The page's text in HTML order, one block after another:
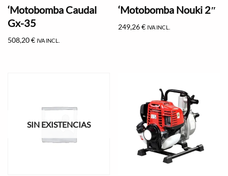
‘Motobomba Caudal
Gx-35
508,20€ IVA INCL.
‘Motobomba Nouki 2″
249,26€ IVA INCL.
SIN EXISTENCIAS